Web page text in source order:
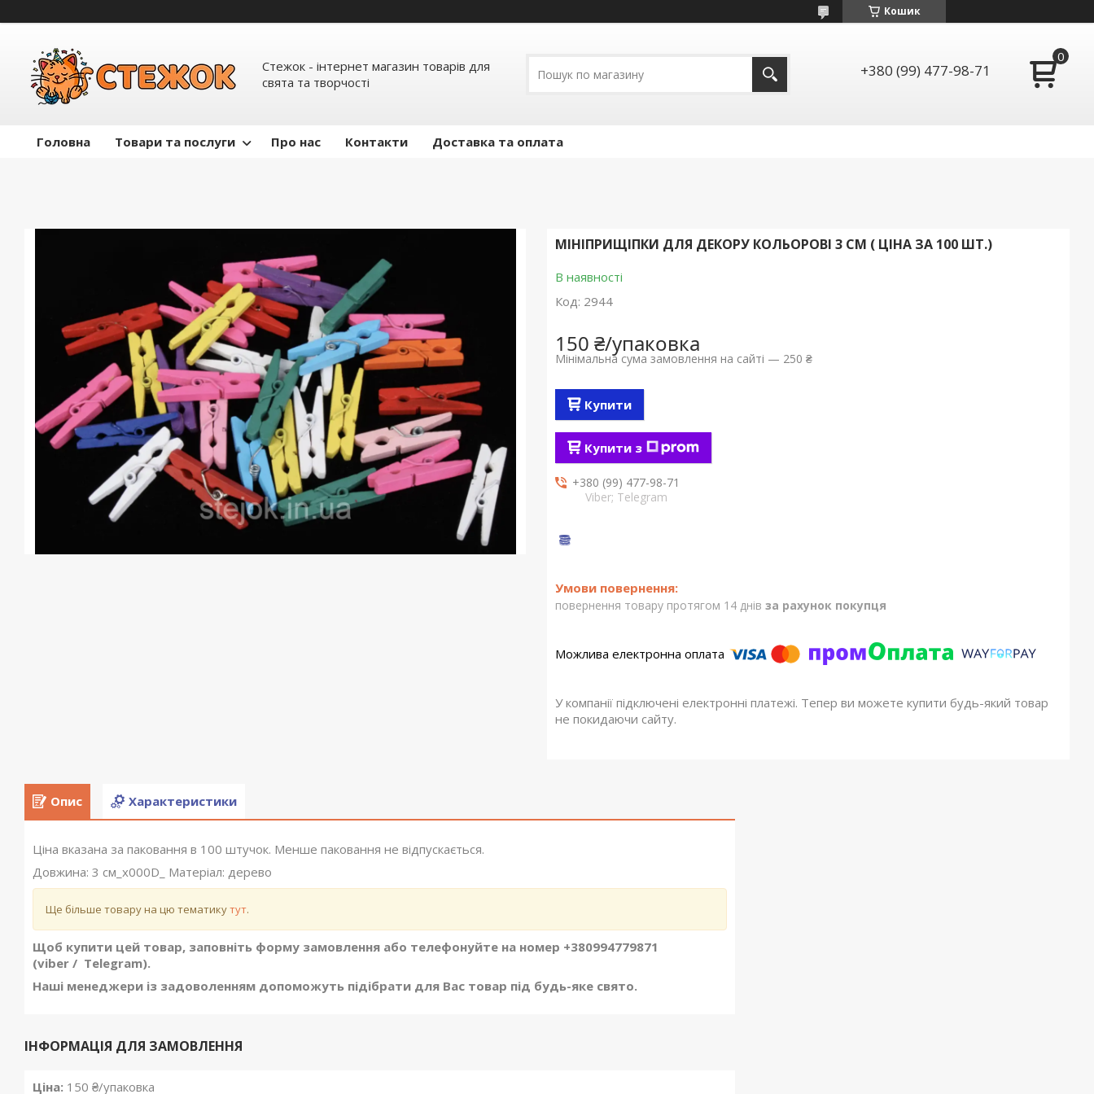
Кошик
Стежок - інтернет магазин товарів для
свята та творчості
+380 (99) 477-98-71
Головна Товари та послуги Про нас Контакти Доставка та оплата
МІНІПРИЩІПКИ ДЛЯ ДЕКОРУ КОЛЬОРОВІ 3 СМ ( ЦІНА ЗА 100 ШТ.)
В наявності
Код: 2944
150 ₴/упаковка
Мінімальна сума замовлення на сайті — 250 ₴
Купити
Купити з
+380 (99) 477-98-71
Viber; Telegram
повернення товару протягом 14 днів за рахунок покупця
У компанії підключені електронні платежі. Тепер ви можете купити будь-який товар
не покидаючи сайту.
Опис Характеристики
Ціна вказана за паковання в 100 штучок. Менше паковання не відпускається.
Довжина: 3 см_x000D_ Матеріал: дерево
Ще більше товару на цю тематикутут.
Щоб купити цей товар, заповніть форму замовлення або телефонуйте на номер +380994779871
(viber / Telegram).
Наші менеджери із задоволенням допоможуть підібрати для Вас товар під будь-яке свято.
ІНФОРМАЦІЯ ДЛЯ ЗАМОВЛЕННЯ
Ціна: 150 ₴/упаковка